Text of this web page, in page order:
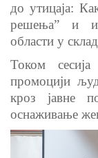
до утицаја:
решења” и
области у
Током
промоцији
кроз јавне
оснаживање